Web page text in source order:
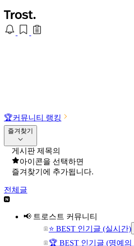
🏆커뮤니티 랭킹
즐겨찾기
게시판 제목의
아이콘을 선택하면
즐겨찾기에 추가됩니다.
전체글
📢 트로스트 커뮤니티
⭐ BEST 인기글 (실시간)
🏆 BEST 인기글 (명예의